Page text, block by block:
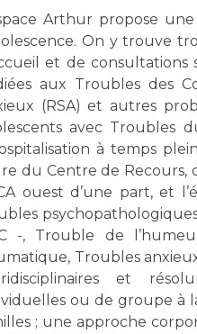
devoirs
de recherche
Arthur propose
On y trouve
et de consultations
aux Troubles des
(RSA) et autres
avec Troubles
à temps
du Centre de Recours,
ouest d’une part, et
psychopathologiques
-, Trouble de
Troubles
et
ou de groupe à
; une approche